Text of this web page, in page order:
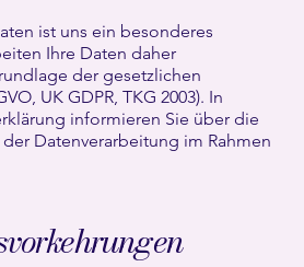
ist uns ein besonderes
Ihre Daten daher
der gesetzlichen
UK GDPR, TKG 2003). In
informieren Sie über die
Datenverarbeitung im Rahmen